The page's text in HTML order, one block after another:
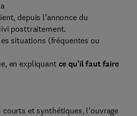
depuis l’annonce du
posttraitement.
situations (fréquentes ou
en expliquant ce qu’il faut faire
et synthétiques, l’ouvrage